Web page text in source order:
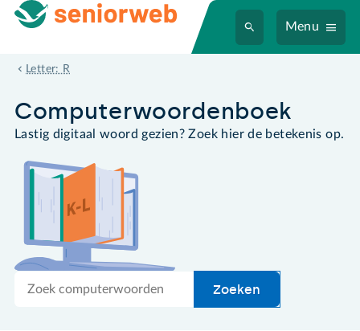
Menu
Letter: R
reservekopie
Computer­woordenboek
Lastig digitaal woord gezien? Zoek hier de betekenis op.
Zoek
Zoeken